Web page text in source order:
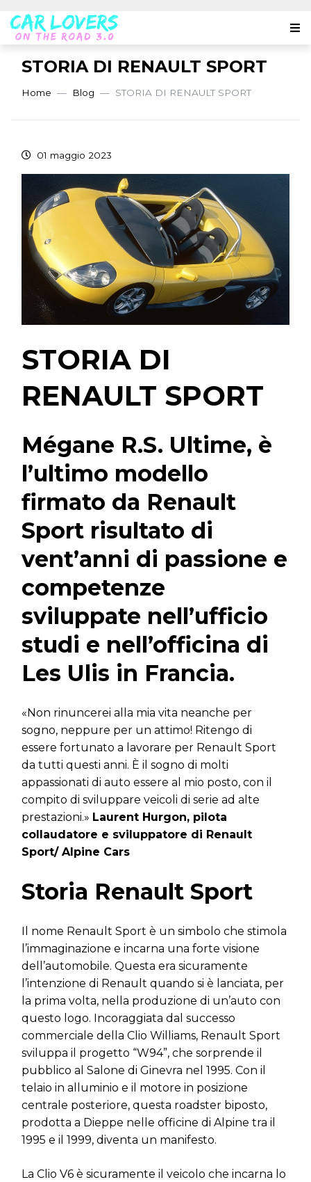
STORIA DI RENAULT SPORT
Home Blog STORIA DI RENAULT SPORT
01 maggio 2023
STORIA DI
RENAULT SPORT
Mégane R.S. Ultime, è
l’ultimo modello
firmato da Renault
Sport risultato di
vent’anni di passione e
competenze
sviluppate nell’ufficio
studi e nell’officina di
Les Ulis in Francia.
«Non rinuncerei alla mia vita neanche per
sogno, neppure per un attimo! Ritengo di
essere fortunato a lavorare per Renault Sport
da tutti questi anni. È il sogno di molti
appassionati di auto essere al mio posto, con il
compito di sviluppare veicoli di serie ad alte
prestazioni.» Laurent Hurgon, pilota
collaudatore e sviluppatore di Renault
Sport/ Alpine Cars
Storia Renault Sport
Il nome Renault Sport è un simbolo che stimola
l’immaginazione e incarna una forte visione
dell’automobile. Questa era sicuramente
l’intenzione di Renault quando si è lanciata, per
la prima volta, nella produzione di un’auto con
questo logo. Incoraggiata dal successo
commerciale della Clio Williams, Renault Sport
sviluppa il progetto “W94”, che sorprende il
pubblico al Salone di Ginevra nel 1995. Con il
telaio in alluminio e il motore in posizione
centrale posteriore, questa roadster biposto,
prodotta a Dieppe nelle officine di Alpine tra il
1995 e il 1999, diventa un manifesto.
La Clio V6 è sicuramente il veicolo che incarna lo